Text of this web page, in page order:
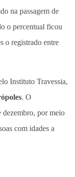
na passagem de
o percentual ficou
o registrado entre
Instituto Travessia,
. O
dezembro, por meio
com idades a